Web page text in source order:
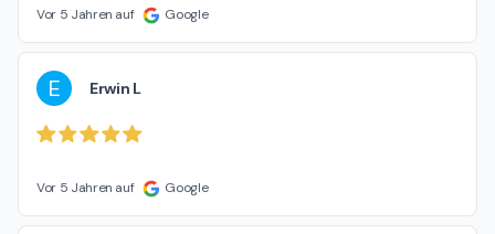
Vor 5 Jahren auf Google
E Erwin L
Vor 5 Jahren auf Google